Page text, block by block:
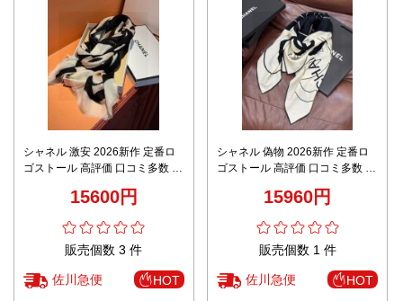
シャネル 激安 2026新作 定番ロ
ゴストール 高評価 口コミ多数 高
15600円
販売個数 3 件
佐川急便 HOT
シャネル 偽物 2026新作 定番ロ
ゴストール 高評価 口コミ多数 高
15960円
販売個数 1 件
佐川急便 HOT